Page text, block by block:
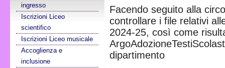
ingresso
Iscrizioni Liceo
scientifico
Iscrizioni Liceo musicale
Accoglienza e
inclusione
Facendo seguito alla
controllare i file relativi
2024-25, così come
dipartimento